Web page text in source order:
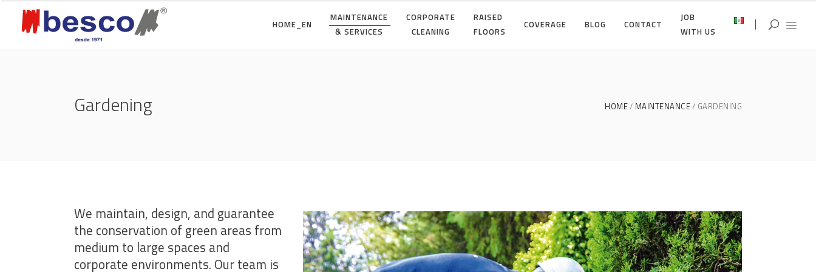
HOME_EN
MAINTENANCE
& SERVICES
CORPORATE
CLEANING
RAISED
FLOORS
COVERAGE BLOG CONTACT
JOB
WITH US
Gardening HOME MAINTENANCE GARDENING
We maintain, design, and guarantee
the conservation of green areas from
medium to large spaces and
corporate environments. Our team is